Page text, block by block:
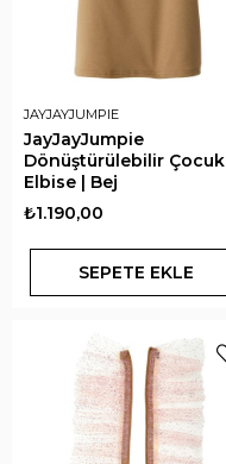
JAYJAYJUMPIE
JayJayJumpie
Dönüştürülebilir Çocuk
Elbise | Bej
₺1.190,00
SEPETE EKLE